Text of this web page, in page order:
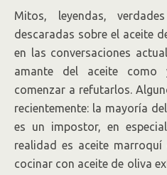
Mitos, leyendas,
descaradas sobre el aceite
en las conversaciones
amante del aceite
comenzar a refutarlos.
recientemente: la mayoría
es un impostor, en
realidad es aceite
cocinar con aceite de oliva